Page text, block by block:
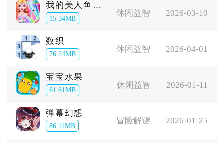
我的美人鱼男友
15.34MB
休闲益智 2026-03-10
数织
76.24MB
休闲益智 2026-04-01
宝宝水果
61.61MB
休闲益智 2026-01-11
弹幕幻想
86.11MB
冒险解谜 2026-01-25